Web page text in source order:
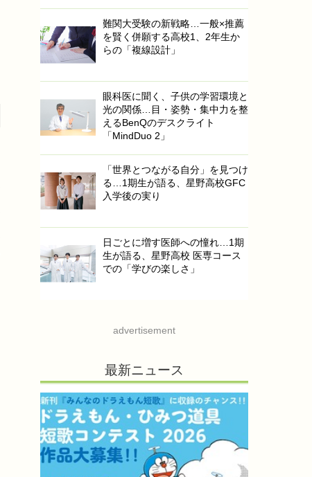
難関大受験の新戦略…一般×推薦
を賢く併願する高校1、2年生か
らの「複線設計」
眼科医に聞く、子供の学習環境と
光の関係…目・姿勢・集中力を整
えるBenQのデスクライト
「MindDuo 2」
「世界とつながる自分」を見つけ
る…1期生が語る、星野高校GFC
入学後の実り
日ごとに増す医師への憧れ…1期
生が語る、星野高校 医専コース
での「学びの楽しさ」
advertisement
最新ニュース